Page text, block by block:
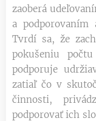
zaoberá
a podporovaním
Tvrdí sa, že
pokušeniu
podporuje
zatiaľ čo v
činnosti,
podporovať ich